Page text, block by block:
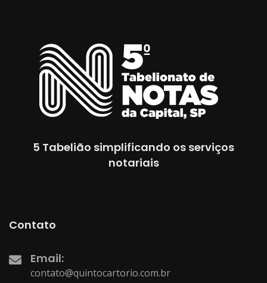
5 Tabelião simplificando os serviços
notariais
Contato
Email:
contato@quintocartorio.com.br